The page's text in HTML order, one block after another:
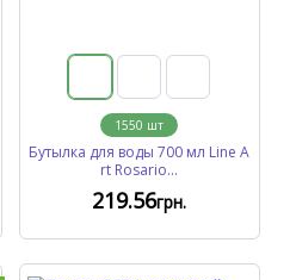
1550 шт
Бутылка для воды 700 мл Line A
rt Rosario...
219.56грн.